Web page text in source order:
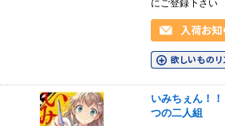
にご登録下さい
いみちぇん！
つの二人組